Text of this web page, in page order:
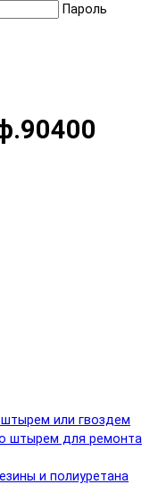
Пароль
или гвоздем
штырем для ремонта
и полиуретана